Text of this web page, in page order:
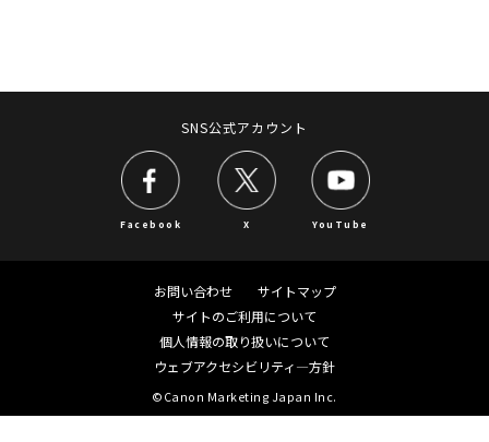
SNS公式アカウント
Facebook X YouTube
お問い合わせ
サイトマップ
サイトのご利用について
個人情報の取り扱いについて
ウェブアクセシビリティ―方針
©Canon Marketing Japan Inc.